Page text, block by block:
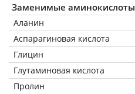
Заменимые аминокислоты
Аланин
Аспарагиновая кислота
Глицин
Глутаминовая кислота
Пролин